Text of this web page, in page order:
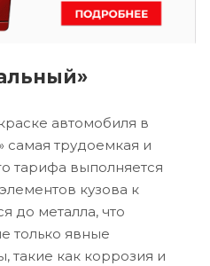
автомобиля в
трудоемкая и
тарифа выполняется
кузова к
до металла, что
только явные
такие как коррозия и